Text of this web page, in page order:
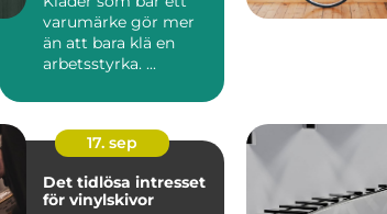
varumärke gör mer
än att bara klä en
arbetsstyrka. ...
17. sep
Det tidlösa intresset
för vinylskivor